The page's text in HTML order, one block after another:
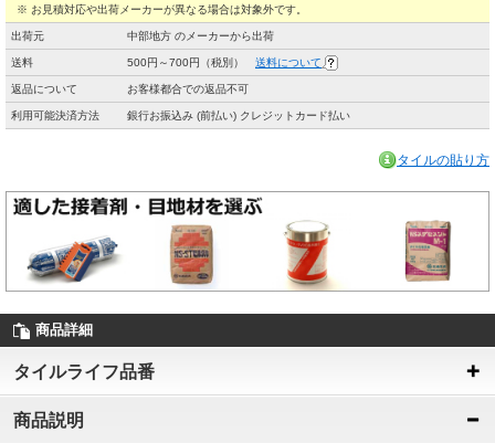
※ お見積対応や出荷メーカーが異なる場合は対象外です。
出荷元 中部地方 のメーカーから出荷
送料 500円～700円（税別） 送料について
返品について お客様都合での返品不可
利用可能決済方法 銀行お振込み (前払い) クレジットカード払い
タイルの貼り方
商品詳細
タイルライフ品番
商品説明